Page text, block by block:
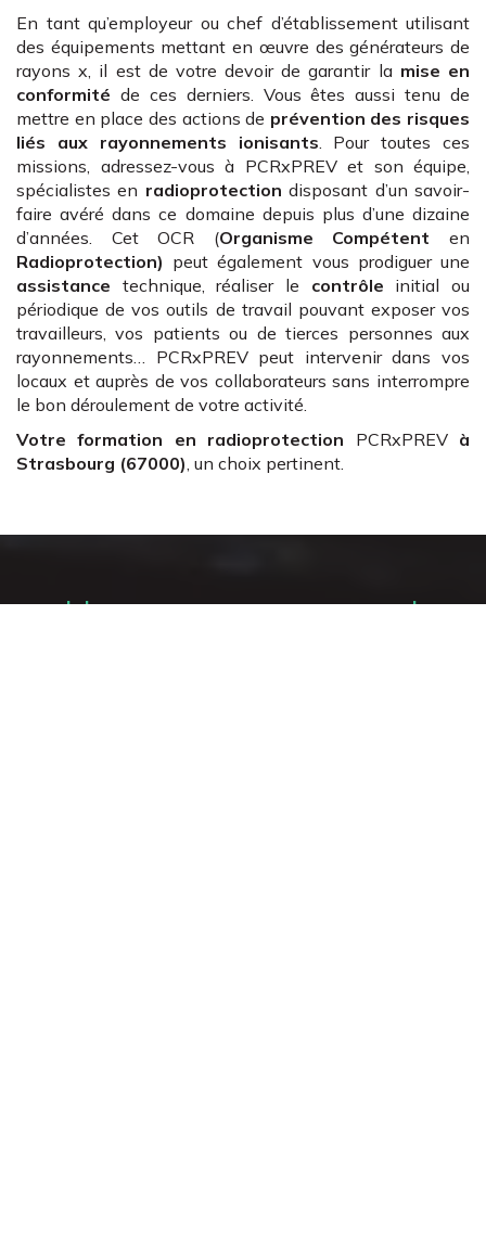
En tant qu’employeur ou chef d’établissement utilisant
des équipements mettant en œuvre des générateurs de
rayons x, il est de votre devoir de garantir la mise en
conformité de ces derniers. Vous êtes aussi tenu de
mettre en place des actions de prévention des risques
liés aux rayonnements ionisants . Pour toutes ces
missions, adressez-vous à PCRxPREV et son équipe,
spécialistes en radioprotection disposant d’un savoir-
faire avéré dans ce domaine depuis plus d’une dizaine
d’années. Cet OCR (Organisme Compétent en
Radioprotection) peut également vous prodiguer une
assistance technique, réaliser le contrôle initial ou
périodique de vos outils de travail pouvant exposer vos
travailleurs, vos patients ou de tierces personnes aux
rayonnements… PCRxPREV peut intervenir dans vos
locaux et auprès de vos collaborateurs sans interrompre
le bon déroulement de votre activité.
Votre formation en radioprotection PCRxPREV à
Strasbourg (67000) , un choix pertinent.
Un accompagnement